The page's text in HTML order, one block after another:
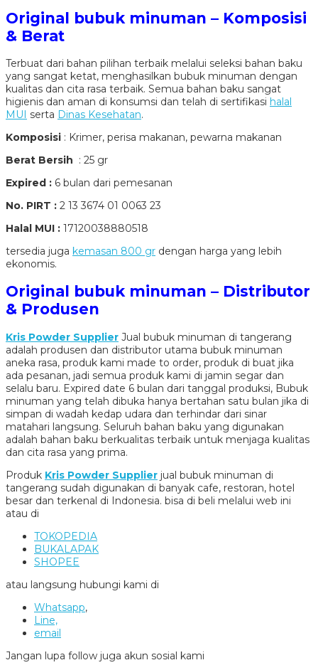
Original bubuk minuman – Komposisi
& Berat
Terbuat dari bahan pilihan terbaik melalui seleksi bahan baku
yang sangat ketat, menghasilkan bubuk minuman dengan
kualitas dan cita rasa terbaik. Semua bahan baku sangat
higienis dan aman di konsumsi dan telah di sertifikasi halal
MUI serta Dinas Kesehatan.
Komposisi : Krimer, perisa makanan, pewarna makanan
Berat Bersih : 25 gr
Expired : 6 bulan dari pemesanan
No. PIRT : 2 13 3674 01 0063 23
Halal MUI : 17120038880518
tersedia juga kemasan 800 gr dengan harga yang lebih
ekonomis.
Original bubuk minuman – Distributor
& Produsen
Kris Powder Supplier Jual bubuk minuman di tangerang
adalah produsen dan distributor utama bubuk minuman
aneka rasa, produk kami made to order, produk di buat jika
ada pesanan, jadi semua produk kami di jamin segar dan
selalu baru. Expired date 6 bulan dari tanggal produksi, Bubuk
minuman yang telah dibuka hanya bertahan satu bulan jika di
simpan di wadah kedap udara dan terhindar dari sinar
matahari langsung. Seluruh bahan baku yang digunakan
adalah bahan baku berkualitas terbaik untuk menjaga kualitas
dan cita rasa yang prima.
Produk Kris Powder Supplier jual bubuk minuman di
tangerang sudah digunakan di banyak cafe, restoran, hotel
besar dan terkenal di Indonesia. bisa di beli melalui web ini
atau di
TOKOPEDIA
BUKALAPAK
SHOPEE
atau langsung hubungi kami di
Whatsapp,
Line,
email
Jangan lupa follow juga akun sosial kami